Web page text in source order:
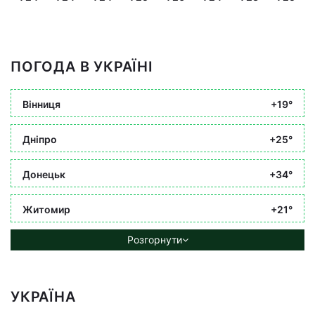
ПОГОДА В УКРАЇНІ
Вінниця +19°
Дніпро +25°
Донецьк +34°
Житомир +21°
Розгорнути
УКРАЇНА